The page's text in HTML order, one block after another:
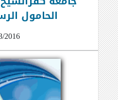
الحامول
2016